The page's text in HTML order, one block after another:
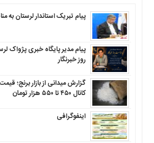
پیام تبریک استاندار لرستان به‌
پیام مدیر پایگاه خبری پژواک
روز خبرنگار
گزارش میدانی از بازار برنج؛
کانال ۴۵۰ تا ۵۵۰ هزار تومان
اینفوگرافی